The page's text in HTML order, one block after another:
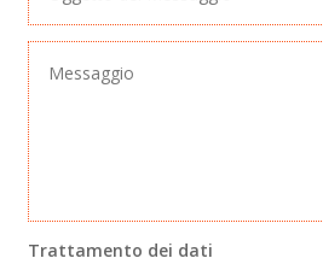
Trattamento dei dati